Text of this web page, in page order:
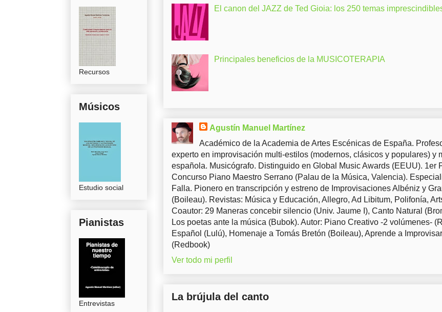
El canon del JAZZ de Ted Gioia: los 250 temas
Principales beneficios de la MUSICOTERAPIA
Agustín Manuel Martínez
Académico de la Academia de Artes Escénicas de España.
experto en improvisación multi-estilos (modernos, clásicos y populares) y
española. Musicógrafo. Distinguido en Global Music Awards (EEUU). 1er
Concurso Piano Maestro Serrano (Palau de la Música, Valencia).
Falla. Pionero en transcripción y estreno de Improvisaciones Albéniz y
(Boileau). Revistas: Música y Educación, Allegro, Ad Libitum, Polifonía,
Coautor: 29 Maneras concebir silencio (Univ. Jaume I), Canto Natural
Los poetas ante la música (Bubok). Autor: Piano Creativo -2 volúmenes-
Español (Lulú), Homenaje a Tomás Bretón (Boileau), Aprende a
(Redbook)
Ver todo mi perfil
La brújula del canto
Recursos
Músicos
Estudio social
Pianistas
Entrevistas